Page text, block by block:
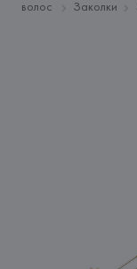
волос
Заколки